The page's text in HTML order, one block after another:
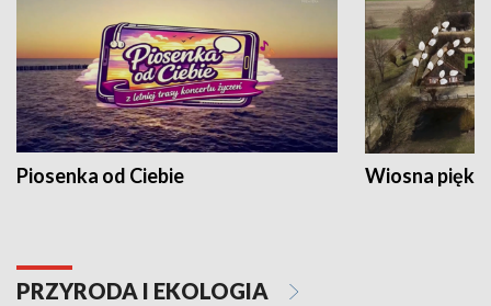
Piosenka od Ciebie Wiosna
PRZYRODA I EKOLOGIA